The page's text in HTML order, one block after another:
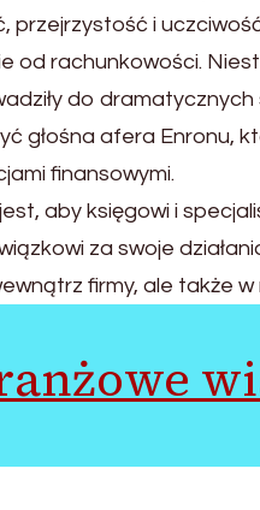
przejrzystość i
od rachunkowości.
do dramatycznych
głośna afera Enronu,
finansowymi.
aby księgowi i
za swoje
firmy, ale także